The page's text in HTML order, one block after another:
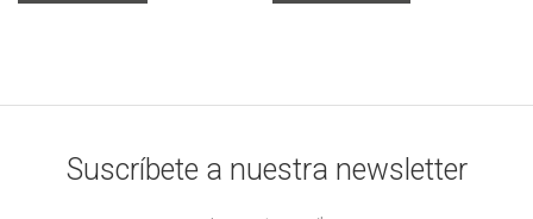
Suscríbete a nuestra newsletter